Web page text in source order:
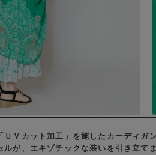
Ｖカット加工」を施したカーディガン
が、エキゾチックな装いを引き立てま